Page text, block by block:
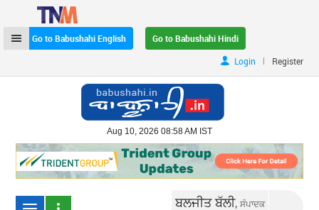
Go to Babushahi English
Go to Babushahi Hindi
Login
| Register
Aug 10, 2026 08:58 AM IST
ਬਲਜੀਤ ਬੱਲੀ,ਸੰਪਾਦਕ